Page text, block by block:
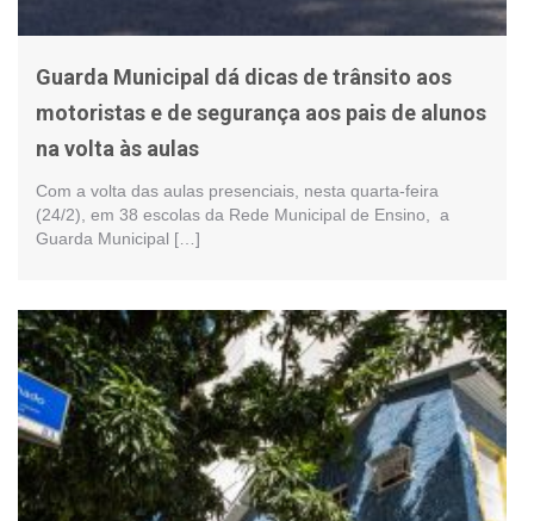
Guarda Municipal dá dicas de trânsito aos
motoristas e de segurança aos pais de alunos
na volta às aulas
Com a volta das aulas presenciais, nesta quarta-feira
(24/2), em 38 escolas da Rede Municipal de Ensino, a
Guarda Municipal […]